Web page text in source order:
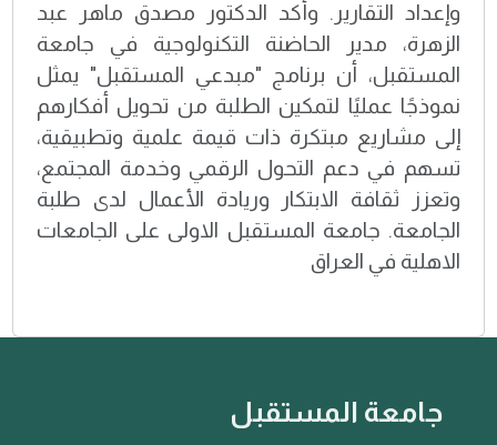
وإعداد التقارير. وأكد الدكتور مصدق ماهر عبد
الزهرة، مدير الحاضنة التكنولوجية في جامعة
المستقبل، أن برنامج "مبدعي المستقبل" يمثل
نموذجًا عمليًا لتمكين الطلبة من تحويل أفكارهم
إلى مشاريع مبتكرة ذات قيمة علمية وتطبيقية،
تسهم في دعم التحول الرقمي وخدمة المجتمع،
وتعزز ثقافة الابتكار وريادة الأعمال لدى طلبة
الجامعة. جامعة المستقبل الاولى على الجامعات
الاهلية في العراق
جامعة المستقبل